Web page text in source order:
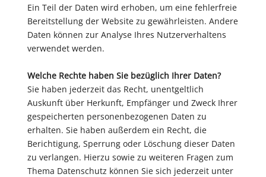
Ein Teil der Daten wird erhoben, um eine fehlerfreie
Bereitstellung der Website zu gewährleisten. Andere
Daten können zur Analyse Ihres Nutzerverhaltens
verwendet werden.
Welche Rechte haben Sie bezüglich Ihrer Daten?
Sie haben jederzeit das Recht, unentgeltlich
Auskunft über Herkunft, Empfänger und Zweck Ihrer
gespeicherten personenbezogenen Daten zu
erhalten. Sie haben außerdem ein Recht, die
Berichtigung, Sperrung oder Löschung dieser Daten
zu verlangen. Hierzu sowie zu weiteren Fragen zum
Thema Datenschutz können Sie sich jederzeit unter